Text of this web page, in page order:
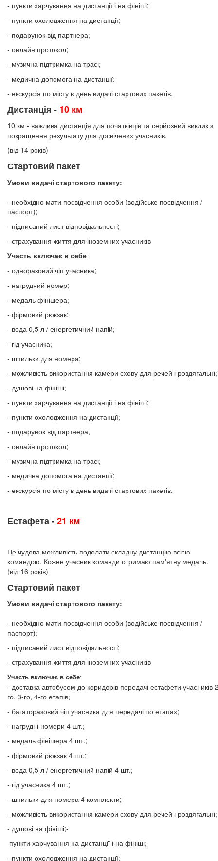
- пункти харчування на дистанції і на фініші;
- пункти охолодження на дистанції;
- подарунок від партнера;
- онлайн протокол;
- музична підтримка на трасі;
- медична допомога на дистанції;
- екскурсія по місту в день видачі стартових пакетів.
Дистанція - 10 км
10 км - важлива дистанція для початківців та серйозний виклик з
покращення результату для досвічених учасників.
(від 14 років)
Стартовий пакет
Умови видачі стартового пакету:
- необхідно мати посвідчення особи (водійське посвідчення /
паспорт);
- підписаний лист відповідальності;
- страхування життя для іноземних учасників
Участь включає в себе:
- одноразовий чіп учасника;
- нагрудний номер;
- медаль фінішера;
- фірмовий рюкзак;
- вода 0,5 л / енергетичний напій;
- гід учасника;
- шпильки для номера;
- можливість використання камери схову для речей і роздягальні;
- душові на фініші;
- пункти харчування на дистанції і на фініші;
- пункти охолодження на дистанції;
- подарунок від партнера;
- онлайн протокол;
- музична підтримка на трасі;
- медична допомога на дистанції;
- екскурсія по місту в день видачі стартових пакетів.
Естафета -21 км
Це чудова можливість подолати складну дистанцію всією
командою. Кожен учасник команди отримаю пам'ятну медаль.
(від 16 років)
Стартовий пакет
Умови видачі стартового пакету:
- необхідно мати посвідчення особи (водійське посвідчення /
паспорт);
- підписаний лист відповідальності;
- страхування життя для іноземних учасників
Участь включає в себе:
- доставка автобусом до коридорів передачі естафети учасників
го, 3-го, 4-го етапів;
- багаторазовий чіп учасника для передачі по етапах;
- нагрудні номери 4 шт.;
- медаль фінішера 4 шт.;
- фірмовий рюкзак 4 шт.;
- вода 0,5 л / енергетичний напій 4 шт.;
- гід учасника 4 шт.;
- шпильки для номера 4 комплекти;
- можливість використання камери схову для речей і роздягальні;
- душові на фініші;-
пункти харчування на дистанції і на фініші;
- пункти охолодження на дистанції;